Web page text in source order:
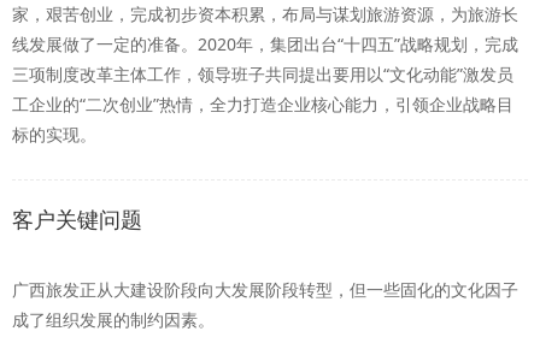
家，艰苦创业，完成初步资本积累，布局与谋划旅游资源，为旅游长
线发展做了一定的准备。2020年，集团出台“十四五”战略规划，完成
三项制度改革主体工作，领导班子共同提出要用以“文化动能”激发员
工企业的“二次创业”热情，全力打造企业核心能力，引领企业战略目
标的实现。
客户关键问题
广西旅发正从大建设阶段向大发展阶段转型，但一些固化的文化因子
成了组织发展的制约因素。